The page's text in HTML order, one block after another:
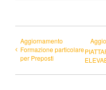
Aggiornamento
Formazione particolare
per Preposti